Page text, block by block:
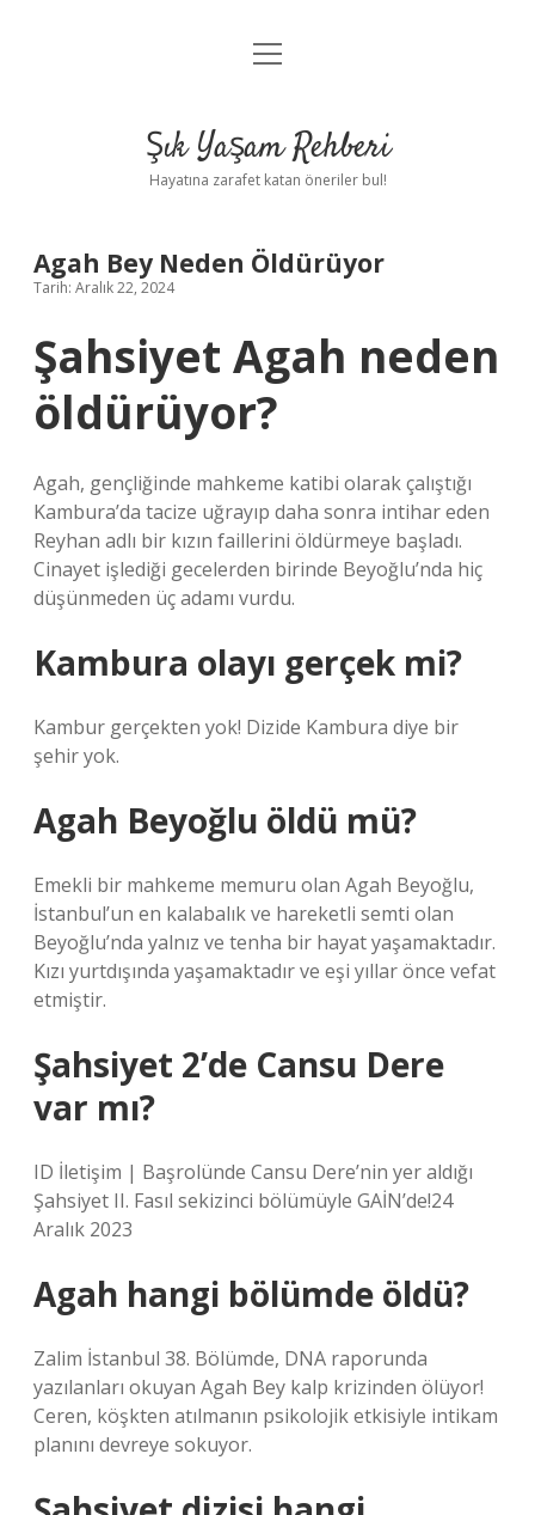
Anasayfa
Yasal Uyarı
menüyü
Şık Yaşam Rehberi
Hayatına zarafet katan öneriler bul!
Agah Bey Neden Öldürüyor
Tarih: Aralık 22, 2024
Şahsiyet Agah neden
öldürüyor?
Agah, gençliğinde mahkeme katibi olarak çalıştığı
Kambura’da tacize uğrayıp daha sonra intihar eden
Reyhan adlı bir kızın faillerini öldürmeye başladı.
Cinayet işlediği gecelerden birinde Beyoğlu’nda hiç
düşünmeden üç adamı vurdu.
Kambura olayı gerçek mi?
Kambur gerçekten yok! Dizide Kambura diye bir
şehir yok.
Agah Beyoğlu öldü mü?
Emekli bir mahkeme memuru olan Agah Beyoğlu,
İstanbul’un en kalabalık ve hareketli semti olan
Beyoğlu’nda yalnız ve tenha bir hayat yaşamaktadır.
Kızı yurtdışında yaşamaktadır ve eşi yıllar önce vefat
etmiştir.
Şahsiyet 2’de Cansu Dere
var mı?
ID İletişim | Başrolünde Cansu Dere’nin yer aldığı
Şahsiyet II. Fasıl sekizinci bölümüyle GAİN’de!24
Aralık 2023
Agah hangi bölümde öldü?
Zalim İstanbul 38. Bölümde, DNA raporunda
yazılanları okuyan Agah Bey kalp krizinden ölüyor!
Ceren, köşkten atılmanın psikolojik etkisiyle intikam
planını devreye sokuyor.